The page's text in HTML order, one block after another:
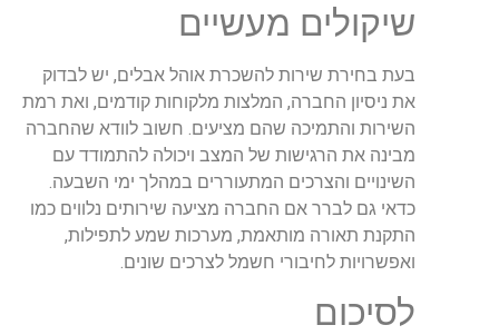
שיקולים מעשיים
בעת בחירת שירות להשכרת אוהל אבלים, יש לבדוק
את ניסיון החברה, המלצות מלקוחות קודמים, ואת רמת
השירות והתמיכה שהם מציעים. חשוב לוודא שהחברה
מבינה את הרגישות של המצב ויכולה להתמודד עם
השינויים והצרכים המתעוררים במהלך ימי השבעה.
כדאי גם לברר אם החברה מציעה שירותים נלווים כמו
התקנת תאורה מותאמת, מערכות שמע לתפילות,
ואפשרויות לחיבורי חשמל לצרכים שונים.
לסיכום